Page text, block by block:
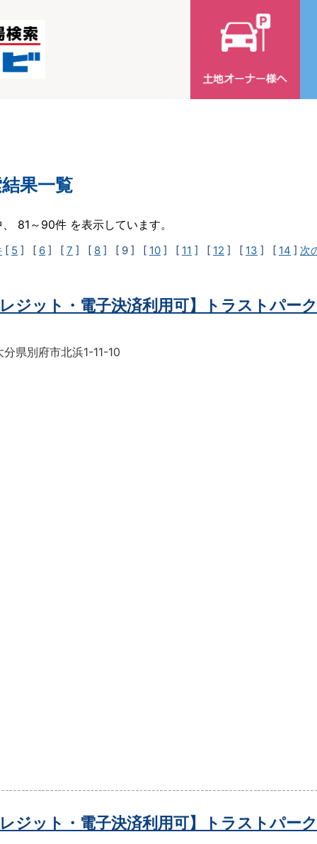
果一覧
81～90件 を表示しています。
[ 5 ] [ 6 ] [ 7 ] [ 8 ] [ 9 ] [ 10 ] [ 11 ] [ 12 ] [ 13 ] [ 14 ] 次
レジット・電子決済利用可】トラストパー
分県別府市北浜1-11-10
レジット・電子決済利用可】トラストパー